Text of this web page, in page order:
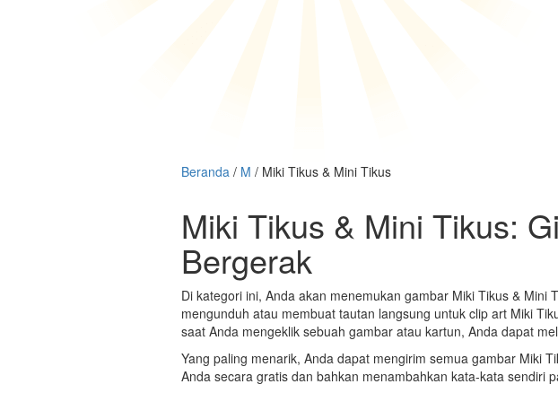
Beranda / M / Miki Tikus & Mini Tikus
Miki Tikus & Mini Tikus:
Bergerak
Di kategori ini, Anda akan menemukan gambar Miki Tikus &
mengunduh atau membuat tautan langsung untuk clip art Miki
saat Anda mengeklik sebuah gambar atau kartun, Anda dapat
Yang paling menarik, Anda dapat mengirim semua gambar Miki
Anda secara gratis dan bahkan menambahkan kata-kata sendiri